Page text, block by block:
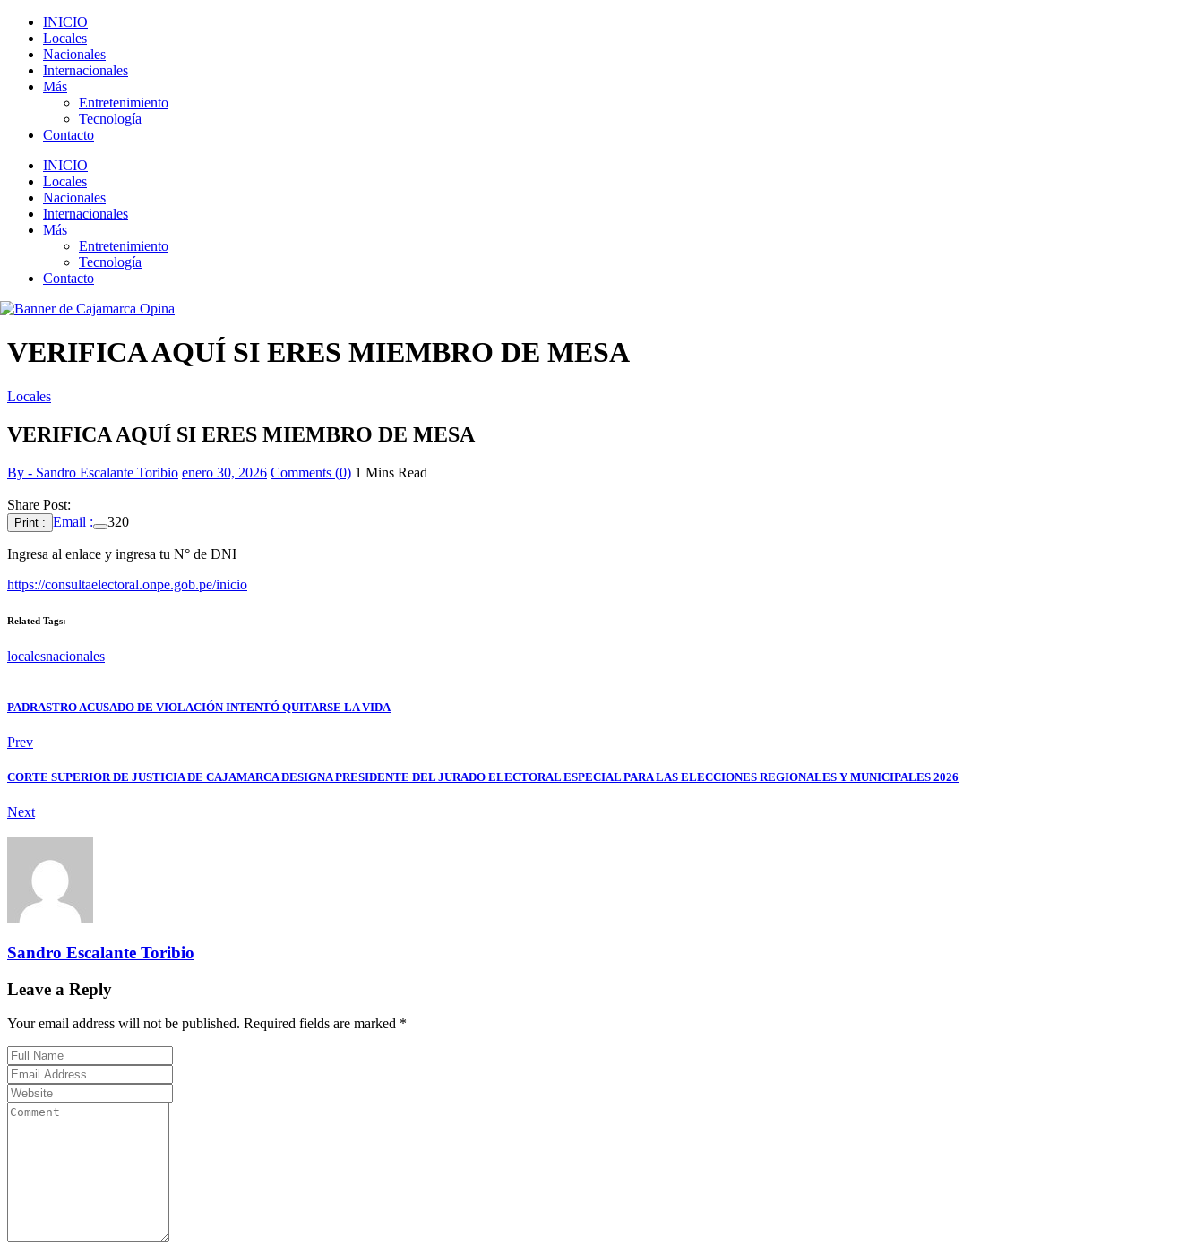
INICIO
Locales
Nacionales
Internacionales
Más
Entretenimiento
Tecnología
Contacto
INICIO
Locales
Nacionales
Internacionales
Más
Entretenimiento
Tecnología
Contacto
VERIFICA AQUÍ SI ERES MIEMBRO DE MESA
Locales
VERIFICA AQUÍ SI ERES MIEMBRO DE MESA
By - Sandro Escalante Toribio enero 30, 2026 Comments (0) 1 Mins Read
Share Post:
Print : Email : 320
Ingresa al enlace y ingresa tu N° de DNI
https://consultaelectoral.onpe.gob.pe/inicio
Related Tags:
localesnacionales
PADRASTRO ACUSADO DE VIOLACIÓN INTENTÓ QUITARSE LA VIDA
Prev
CORTE SUPERIOR DE JUSTICIA DE CAJAMARCA DESIGNA PRESIDENTE DEL JURADO ELECTORAL ESPECIAL PARA LAS ELECCIONES REGIONALES Y MUNICIPALES 2026
Next
Sandro Escalante Toribio
Leave a Reply
Your email address will not be published. Required fields are marked *